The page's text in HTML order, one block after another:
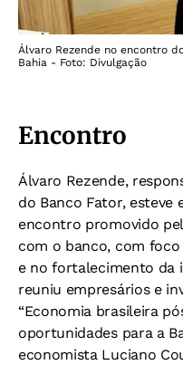
Álvaro Rezende no encontro
Bahia - Foto: Divulgação
Encontro
Álvaro Rezende,
do Banco Fator, esteve
encontro promovido
com o banco, com
e no fortalecimento da
reuniu empresários e
“Economia brasileira
oportunidades para a
economista Luciano